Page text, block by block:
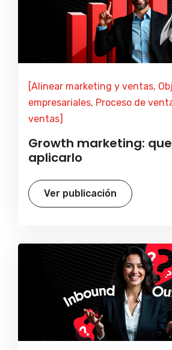
[Alinear marketing y ventas,
empresariales, Proceso de
ventas]
Growth marketing:
aplicarlo
Ver publicación